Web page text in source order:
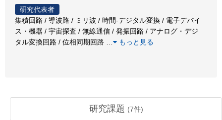
研究代表者
集積回路 / 導波路 / ミリ波 / 時間-デジタル変換 / 電子デバイ
ス・機器 / 宇宙探査 / 無線通信 / 発振回路 / アナログ・デジ
タル変換回路 / 位相同期回路
もっと見る
研究課題 (7件)